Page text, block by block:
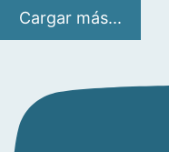
Cargar más...